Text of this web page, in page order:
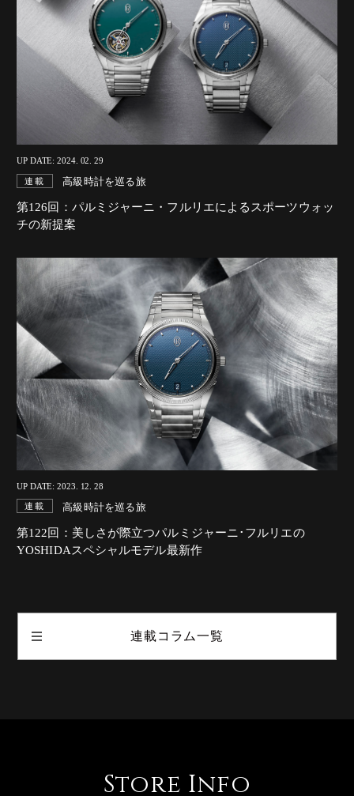
UP DATE: 2024. 02. 29
連載 高級時計を巡る旅
第126回：パルミジャーニ・フルリエによるスポーツウォッ
チの新提案
UP DATE: 2023. 12. 28
連載 高級時計を巡る旅
第122回：美しさが際立つパルミジャーニ･フルリエの
YOSHIDAスペシャルモデル最新作
連載コラム一覧
Store Info